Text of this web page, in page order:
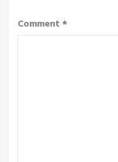
Comment*